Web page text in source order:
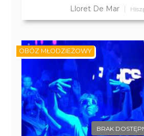
Lloret De Mar
BRAK
OBÓZ MŁODZIEŻOWY